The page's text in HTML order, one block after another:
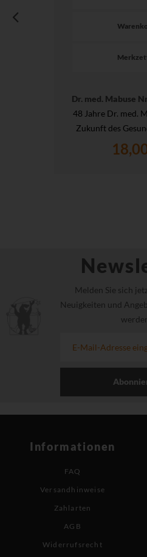
Dr. med. Mabuse
48 Jahre Dr. med.
Zukunft des
Melden Sie sich
Neuigkeiten und
Informationen
FAQ
Versandhinweise
Zahlarten
AGB
Widerrufsrecht